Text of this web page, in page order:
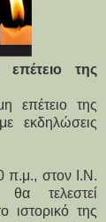
της
επέτειο της
εκδηλώσεις
π.μ., στον Ι.Ν.
τελεστεί
ιστορικό της